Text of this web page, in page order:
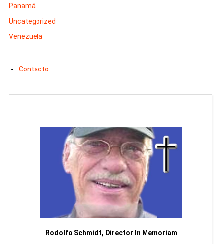
Panamá
Uncategorized
Venezuela
Contacto
Rodolfo Schmidt, Director In Memoriam